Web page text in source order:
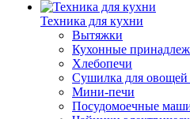
Техника для кухни
Вытяжки
Кухонные
Хлебопечи
Сушилка для овощей
Мини-печи
Посудомоечные